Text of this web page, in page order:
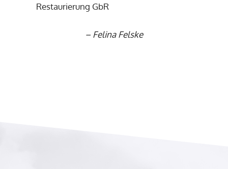
Restaurierung GbR
– Felina Felske